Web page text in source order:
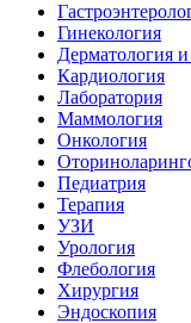
Гинекология
Дерматология
Кардиология
Лаборатория
Маммология
Онкология
Педиатрия
Терапия
УЗИ
Урология
Флебология
Хирургия
Эндоскопия